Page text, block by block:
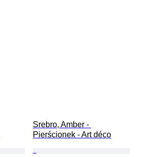
Srebro, Amber -
Pierścionek - Art déco